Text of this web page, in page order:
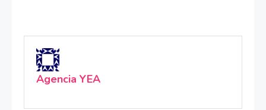
Agencia YEA